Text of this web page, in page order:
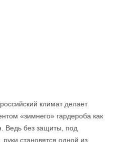
климат делает
«зимнего» гардероба как
Ведь без защиты, под
становятся одной из